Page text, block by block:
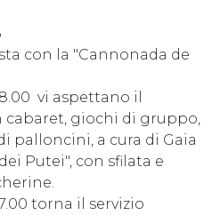
con la "Cannonada de
vi aspettano il
cabaret, giochi di gruppo,
palloncini, a cura di Gaia
Putei", con sfilata e
torna il servizio